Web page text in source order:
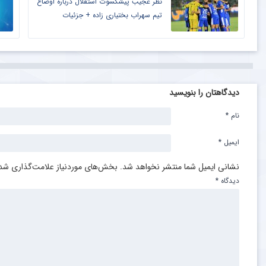
تیم سهراب بختیاری زاده + جزئیات
دیدگاهتان را بنویسید
نشانی ایمیل شما منتشر نخواهد شد. بخش‌های موردنیاز علامت‌گذاری
دیدگاه *
نام *
ایمیل *